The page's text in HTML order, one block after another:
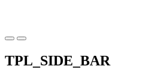
TPL_SIDE_BAR